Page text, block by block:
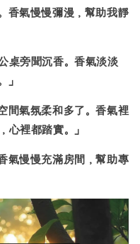
香氣慢慢彌漫，幫助我靜
桌旁聞沉香。香氣淡淡
」
間氣氛柔和多了。香氣裡
心裡都踏實。」
氣慢慢充滿房間，幫助專